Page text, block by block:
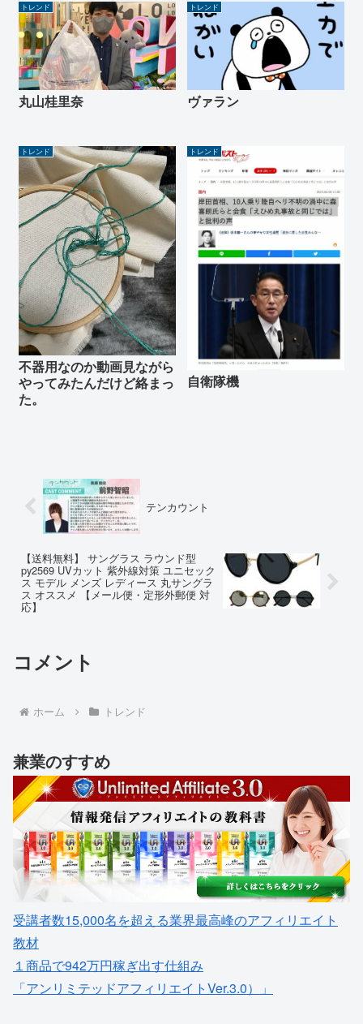
トレンド
丸山桂里奈
トレンド
ヴァラン
トレンド
不器用なのか動画見ながら
やってみたんだけど絡まっ
た。
トレンド
自衛隊機
テンカウント
【送料無料】 サングラス ラウンド型
py2569 UVカット 紫外線対策 ユニセック
ス モデル メンズ レディース 丸サングラ
ス オススメ 【メール便・定形外郵便 対
応】
コメント
ホーム トレンド
兼業のすすめ
受講者数15,000名を超える業界最高峰のアフィリエイト
教材
１商品で942万円稼ぎ出す仕組み
「アンリミテッドアフィリエイトVer.3.0）」